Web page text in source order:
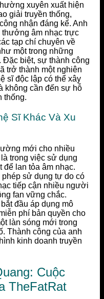
xuyên xuất hiện
giải truyền thống,
nhận đáng kể. Anh
âm nhạc trực
tạp chí chuyên về
một trong những
biệt, sự thành công
trở thành một nghiên
sĩ độc lập có thể xây
không cần đến sự hỗ
thống.
Sĩ Khác Và Xu
mới cho nhiều
trong việc sử dụng
để lan tỏa âm nhạc.
sử dụng tự do có
tiếp cận nhiều người
fan vững chắc.
đầu áp dụng mô
phí bản quyền cho
làn sóng mới trong
Thành công của anh
kinh doanh truyền
Cuộc
TheFatRat